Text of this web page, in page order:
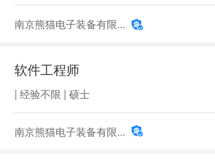
南京熊猫电子装备有限...
软件工程师
| 经验不限 | 硕士
南京熊猫电子装备有限...